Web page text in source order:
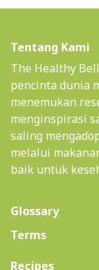
Tentang Kami
The Healthy
pencinta dunia
menemukan
menginspirasi
saling
melalui
baik untuk
Glossary
Terms
Recipes(current)